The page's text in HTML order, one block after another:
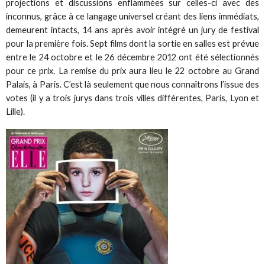
projections et discussions enflammées sur celles-ci avec des
inconnus, grâce à ce langage universel créant des liens immédiats,
demeurent intacts, 14 ans après avoir intégré un jury de festival
pour la première fois. Sept films dont la sortie en salles est prévue
entre le 24 octobre et le 26 décembre 2012 ont été sélectionnés
pour ce prix. La remise du prix aura lieu le 22 octobre au Grand
Palais, à Paris. C’est là seulement que nous connaîtrons l’issue des
votes (il y a trois jurys dans trois villes différentes, Paris, Lyon et
Lille).